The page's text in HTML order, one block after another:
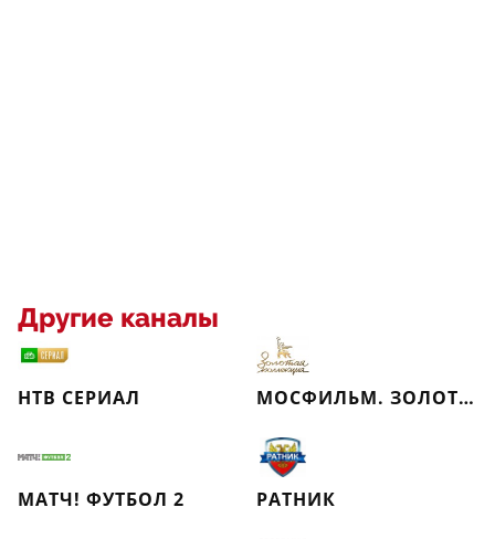
Другие каналы
НТВ СЕРИАЛ МОСФИЛЬМ. ЗОЛОТАЯ КОЛЛЕКЦИЯ
МАТЧ! ФУТБОЛ 2 РАТНИК